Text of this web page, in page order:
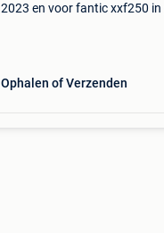
2023 en voor fantic xxf250 in
Ophalen of Verzenden